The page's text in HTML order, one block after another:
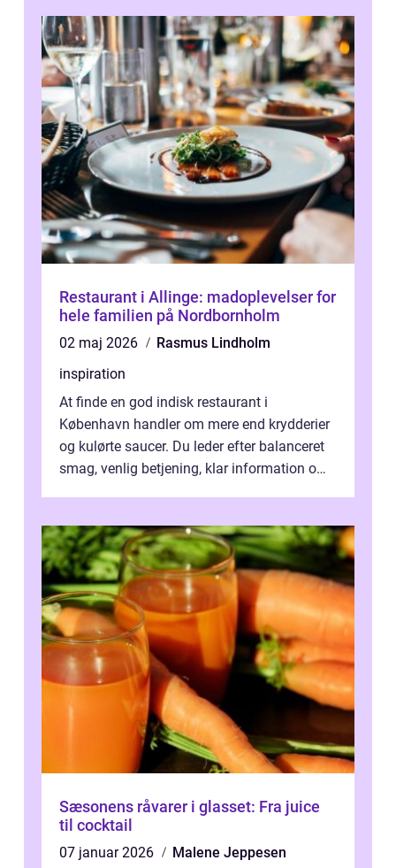
Restaurant i Allinge: madoplevelser for
hele familien på Nordbornholm
02 maj 2026
Rasmus Lindholm
inspiration
At finde en god indisk restaurant i
København handler om mere end krydderier
og kulørte saucer. Du leder efter balanceret
smag, venlig betjening, klar information om
Sæsonens råvarer i glasset: Fra juice
til cocktail
07 januar 2026 Malene Jeppesen